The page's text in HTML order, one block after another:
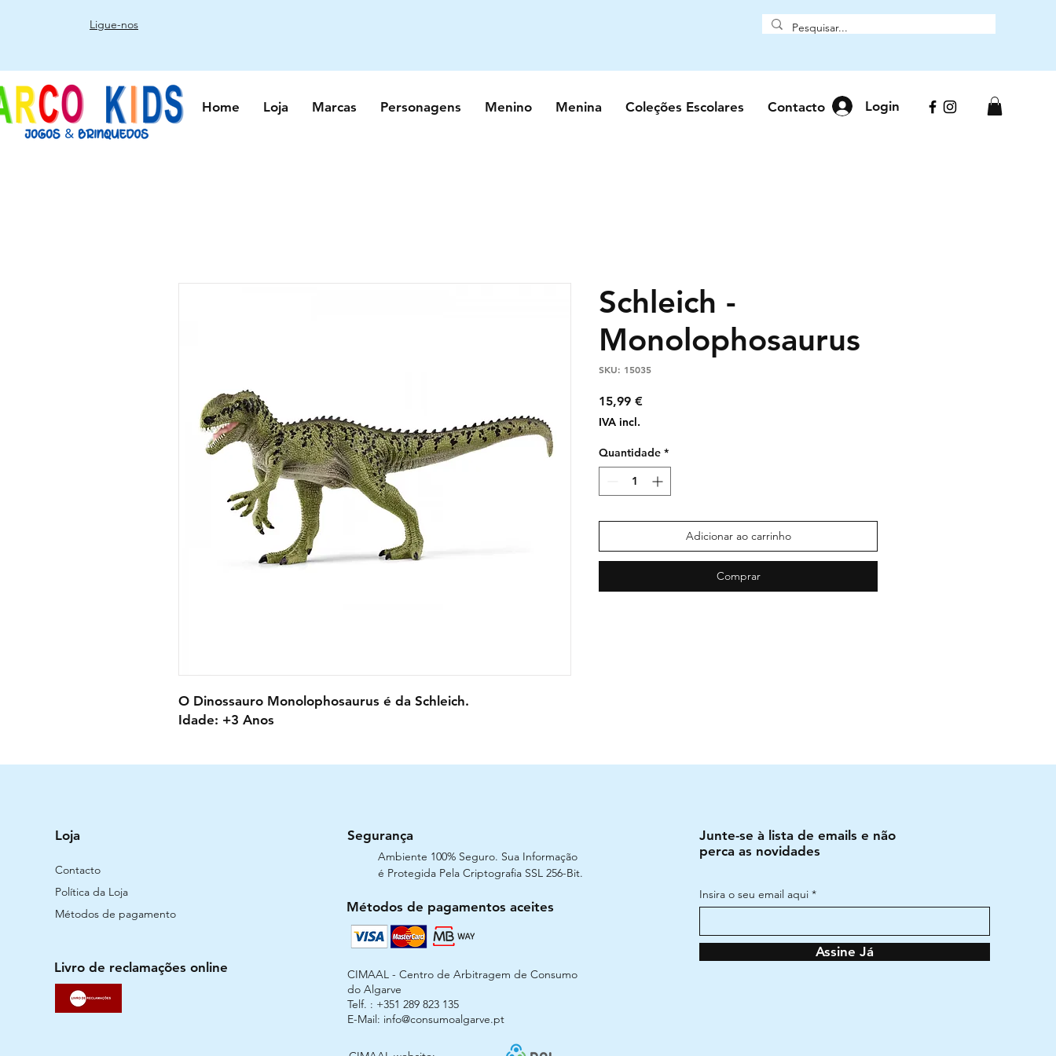
Ligue-nos
Home Loja Marcas Personagens Menino Menina Coleções Escolares Contacto Login
O Dinossauro Monolophosaurus é da Schleich.
Idade: +3 Anos
Schleich -
Monolophosaurus
SKU: 15035
15,99 €Preço
IVA incl.
Quantidade *
Adicionar ao carrinho
Comprar
Loja
Contacto
Política da Loja
Métodos de pagamento
Livro de reclamações online
Segurança
Ambiente 100% Seguro. Sua Informação
é Protegida Pela Criptografia SSL 256-Bit.
Métodos de pagamentos aceites
CIMAAL - Centro de Arbitragem de Consumo
do Algarve
Telf. : +351 289 823 135
E-Mail: info@consumoalgarve.pt
Junte-se à lista de emails e não
perca as novidades
Insira o seu email aqui
Assine Já